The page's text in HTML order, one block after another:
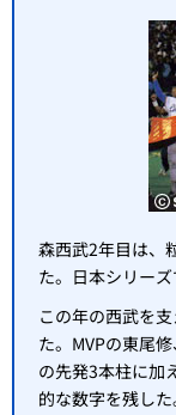
森西武2年目は、
た。日本シリー
この年の西武を
た。MVPの東尾
の先発3本柱に加
的な数字を残し